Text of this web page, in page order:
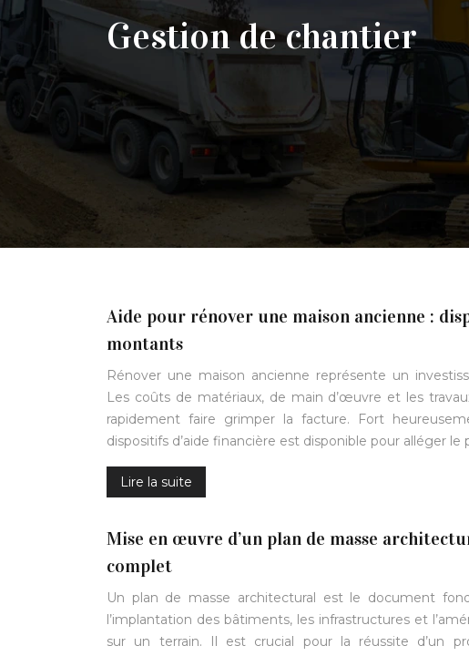
Gestion de chantier
Aide pour rénover une maison ancienne :
montants
Rénover une maison ancienne représente un
Les coûts de matériaux, de main d’œuvre et les
rapidement faire grimper la facture. Fort
dispositifs d’aide financière est disponible pour alléger le
Lire la suite
Mise en œuvre d’un plan de masse
complet
Un plan de masse architectural est le document
l’implantation des bâtiments, les infrastructures et
sur un terrain. Il est crucial pour la réussite d’un